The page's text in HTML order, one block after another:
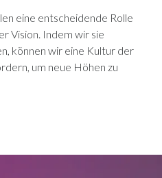
eine entscheidende Rolle
Vision. Indem wir sie
können wir eine Kultur der
um neue Höhen zu